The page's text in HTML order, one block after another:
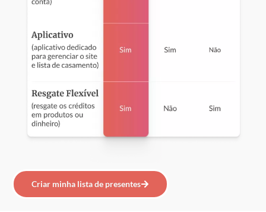
Criar minha lista de presentes